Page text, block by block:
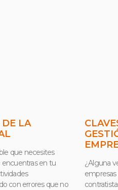
DE LA
que necesites
encuentras en tu
con errores que no
¿Alguna